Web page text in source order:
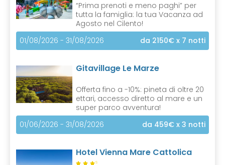
“Prima prenoti e meno paghi” per
tutta la famiglia: la tua Vacanza ad
Agosto nel Cilento!
01/08/2026 - 31/08/2026
da 2150€ x 7 notti
Gitavillage Le Marze
Offerta fino a -10%: pineta di oltre 20
ettari, accesso diretto al mare e un
super parco avventura!
01/06/2026 - 31/08/2026
da 459€ x 3 notti
Hotel Vienna Mare Cattolica
S